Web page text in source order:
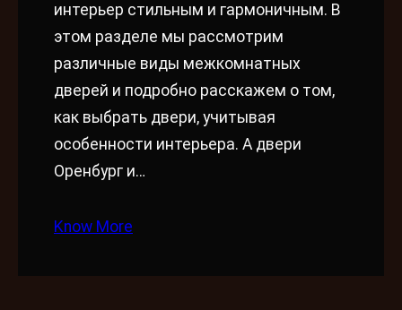
интерьер стильным и гармоничным. В
этом разделе мы рассмотрим
различные виды межкомнатных
дверей и подробно расскажем о том,
как выбрать двери, учитывая
особенности интерьера. А двери
Оренбург и…
Know More